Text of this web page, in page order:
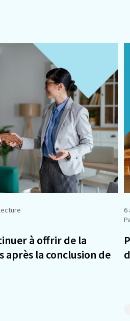
à offrir de la
après la conclusion de
6